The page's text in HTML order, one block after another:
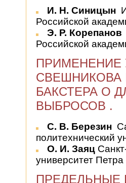
И. Н. Синицын
Российской
Э. Р. Корепанов
Российской
ПРИМЕНЕНИЕ
СВЕШНИКОВА
БАКСТЕРА О
ВЫБРОСОВ .
С. В. Березин
политехнический
О. И. Заяц
университет Петра
ПРЕДЕЛЬНЫЕ